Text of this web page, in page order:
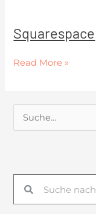
Squarespace
Read More »
h
n